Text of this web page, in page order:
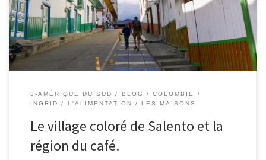
dans un bus pour la ville d’Arménia où nous sommes censés arriver
à 17h. […]
3-AMÉRIQUE DU SUD BLOG
COLOMBIE
INGRID
L'ALIMENTATION LES MAISONS
Le village coloré de Salento et la
région du café.